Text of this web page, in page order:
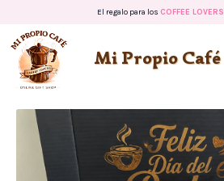
El regalo para los COFFEE LOVERS
Mi Propio Café